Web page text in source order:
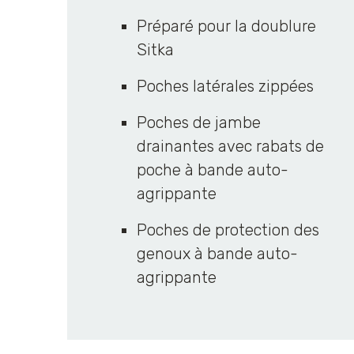
Préparé pour la doublure
Sitka
Poches latérales zippées
Poches de jambe
drainantes avec rabats de
poche à bande auto-
agrippante
Poches de protection des
genoux à bande auto-
agrippante